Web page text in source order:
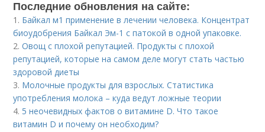
Последние обновления на сайте:
1. Байкал м1 применение в лечении человека. Концентрат
биоудобрения Байкал Эм-1 с патокой в одной упаковке.
2.Овощ с плохой репутацией. Продукты с плохой
репутацией, которые на самом деле могут стать частью
здоровой диеты
3. Молочные продукты для взрослых. Статистика
употребления молока – куда ведут ложные теории
4. 5 неочевидных фактов о витамине D. Что такое
витамин D и почему он необходим?